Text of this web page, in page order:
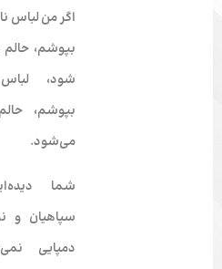
اگر من لباس
بپوشم،
شود،
بپوشم،
می‌­شود.
شما
سپاهی­ان و
دمپایی